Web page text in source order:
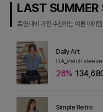
LAST SUMMER
폭염 대비 가장 추천하는 여름 아이템
Daily Art
DA_Patch
26%
Simple Retro